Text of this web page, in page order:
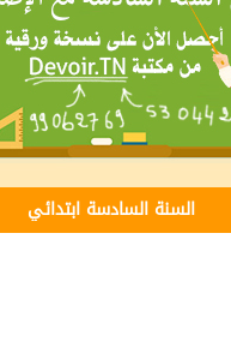
السنة السادسة ابتدائي